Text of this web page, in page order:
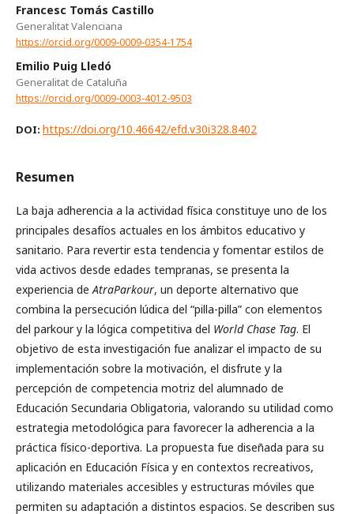
Francesc Tomás Castillo
Generalitat Valenciana
https://orcid.org/0009-0009-0354-1754
Emilio Puig Lledó
Generalitat de Cataluña
https://orcid.org/0009-0003-4012-9503
DOI: https://doi.org/10.46642/efd.v30i328.8402
Resumen
La baja adherencia a la actividad física constituye uno de los
principales desafíos actuales en los ámbitos educativo y
sanitario. Para revertir esta tendencia y fomentar estilos de
vida activos desde edades tempranas, se presenta la
experiencia deAtraParkour, un deporte alternativo que
combina la persecución lúdica del “pilla-pilla” con elementos
del parkour y la lógica competitiva del World Chase Tag. El
objetivo de esta investigación fue analizar el impacto de su
implementación sobre la motivación, el disfrute y la
percepción de competencia motriz del alumnado de
Educación Secundaria Obligatoria, valorando su utilidad como
estrategia metodológica para favorecer la adherencia a la
práctica físico-deportiva. La propuesta fue diseñada para su
aplicación en Educación Física y en contextos recreativos,
utilizando materiales accesibles y estructuras móviles que
permiten su adaptación a distintos espacios. Se describen sus